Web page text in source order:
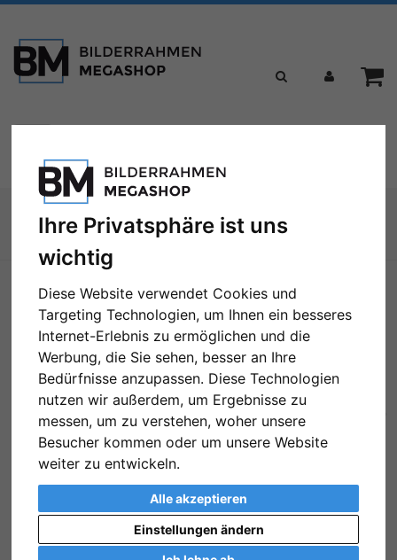
Ihre Privatsphäre ist uns
wichtig
Diese Website verwendet Cookies und
Targeting Technologien, um Ihnen ein besseres
Internet-Erlebnis zu ermöglichen und die
Werbung, die Sie sehen, besser an Ihre
Bedürfnisse anzupassen. Diese Technologien
nutzen wir außerdem, um Ergebnisse zu
messen, um zu verstehen, woher unsere
Besucher kommen oder um unsere Website
weiter zu entwickeln.
Alle akzeptieren
Einstellungen ändern
navigation
Sie sind hier:
Zurück